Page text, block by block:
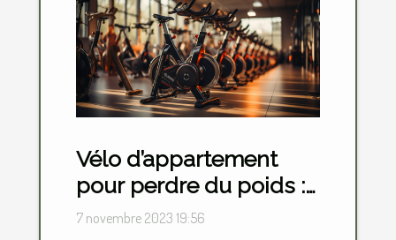
Vélo d’appartement
pour perdre du poids :
lequel choisir ?
7 novembre 2023 19:56